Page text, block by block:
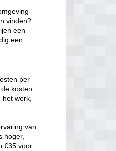
vinden?
een
een
per
kosten
het werk,
van
hoger,
€35 voor